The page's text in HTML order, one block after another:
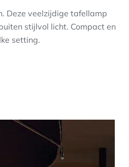
Deze veelzijdige tafellamp
stijlvol licht. Compact en
setting.